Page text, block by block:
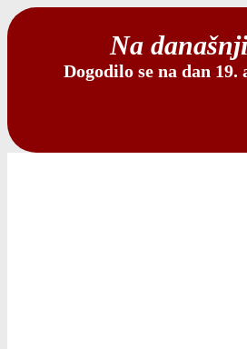
Na
Dogodilo se na dan